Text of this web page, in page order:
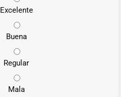
Excelente
Buena
Regular
Mala